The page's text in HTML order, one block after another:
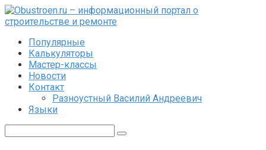
Перейти
к
Популярные
Калькуляторы
Мастер-классы
Новости
Контакт
Разноустный Василий Андреевич
Языки